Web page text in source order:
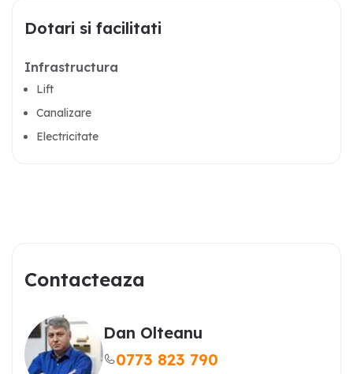
Dotari si facilitati
Infrastructura
Lift
Canalizare
Electricitate
Contacteaza
Dan Olteanu
0773 823 790